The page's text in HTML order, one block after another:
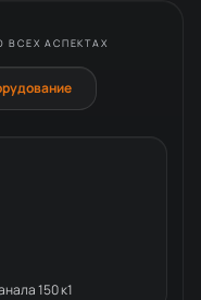
ВСЕХ АСПЕКТАХ
150 к1